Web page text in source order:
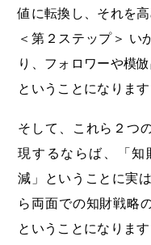
値に転換し、それを
＜第２ステップ＞ い
り、フォロワーや模
ということになります
そして、これら２つ
現するならば、「知
減」ということに実
ら両面での知財戦略
ということになります